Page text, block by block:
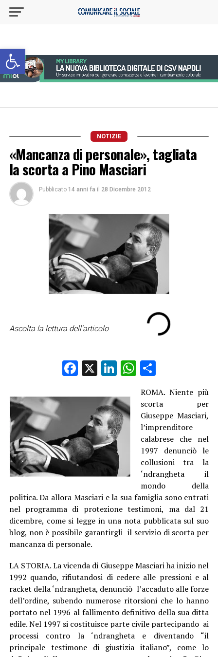
Apri la barra degli strumenti
NOTIZIE
«Mancanza di personale», tagliata
la scorta a Pino Masciari
Pubblicato 14 anni fa il 28 Dicembre 2012
Ascolta la lettura dell'articolo
Facebook
X LinkedIn
WhatsApp
Condividi
ROMA. Niente più
scorta per
Giuseppe Masciari,
l’imprenditore
calabrese che nel
1997 denunciò le
collusioni tra la
‘ndrangheta il
mondo della
politica. Da allora Masciari e la sua famiglia sono entrati
nel programma di protezione testimoni, ma dal 21
dicembre, come si legge in una nota pubblicata sul suo
blog, non è possibile garantirgli il servizio di scorta per
mancanza di personale.
LA STORIA. La vicenda di Giuseppe Masciari ha inizio nel
1992 quando, rifiutandosi di cedere alle pressioni e al
racket della ‘ndrangheta, denunciò l’accaduto alle forze
dell’ordine, subendo numerose ritorsioni che lo hanno
portato nel 1996 al fallimento definitivo della sua ditta
edile. Nel 1997 si costituisce parte civile partecipando ai
processi contro la ‘ndrangheta e diventando “il
principale testimone di giustizia italiano”, come lo